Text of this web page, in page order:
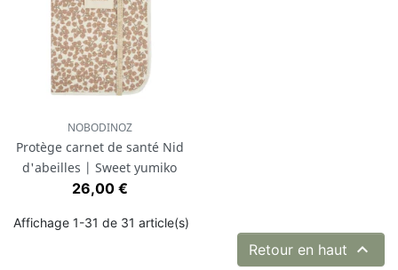
NOBODINOZ
Protège carnet de santé Nid
d'abeilles | Sweet yumiko
Prix
26,00 €
Affichage 1-31 de 31 article(s)
Retour en haut 